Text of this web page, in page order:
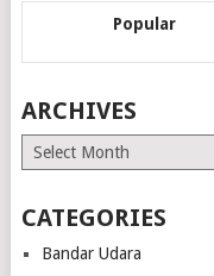
Popular
ARCHIVES
Archives
CATEGORIES
Bandar Udara